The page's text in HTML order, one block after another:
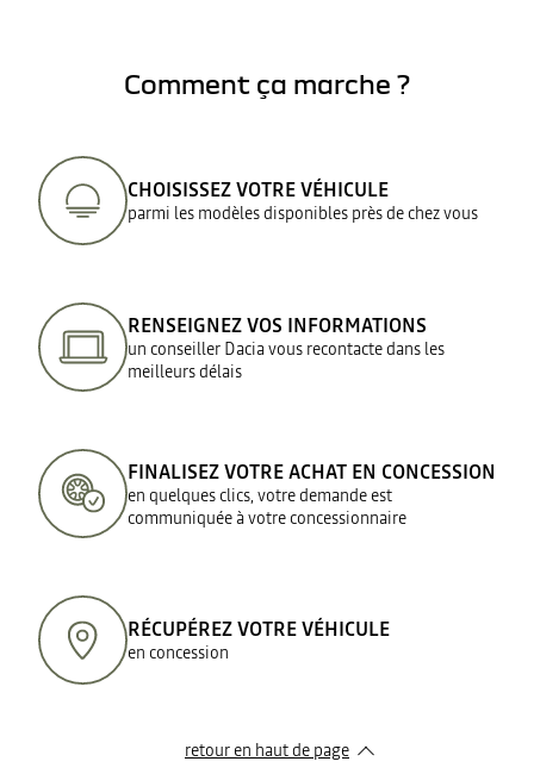
Comment ça marche ?
CHOISISSEZ VOTRE VÉHICULE
parmi les modèles disponibles près de chez vous
RENSEIGNEZ VOS INFORMATIONS
un conseiller Dacia vous recontacte dans les
meilleurs délais
FINALISEZ VOTRE ACHAT EN CONCESSION
en quelques clics, votre demande est
communiquée à votre concessionnaire
RÉCUPÉREZ VOTRE VÉHICULE
en concession
retour en haut de page​